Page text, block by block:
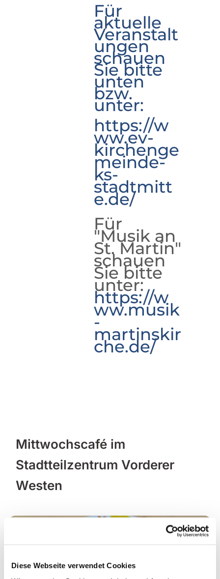
Diese Webseite verwendet Cookies
Für
aktuelle
Veranstalt
ungen
schauen
Sie bitte
unten
bzw.
unter:
https://w
ww.ev-
kirchenge
meinde-
ks-
stadtmitt
e.de/
Für
"Musik an
St. Martin"
schauen
Sie bitte
unter:
https://w
ww.musik
-
martinskir
che.de/
Mittwochscafé im
Stadtteilzentrum Vorderer
Westen